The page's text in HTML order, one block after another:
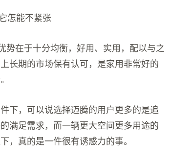
怎能不紧张
势在于十分均衡，好用、实用，配以与之
长期的市场保有认可，是家用非常好的
下，可以说选择迈腾的用户更多的是追
满足需求，而一辆更大空间更多用途的
，真的是一件很有诱惑力的事。